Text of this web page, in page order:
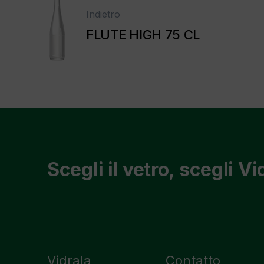
Indietro
FLUTE HIGH 75 CL
Scegli il vetro, scegli
Vidrala Contatto